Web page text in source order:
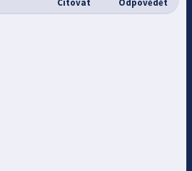
Citovat Odpovědět